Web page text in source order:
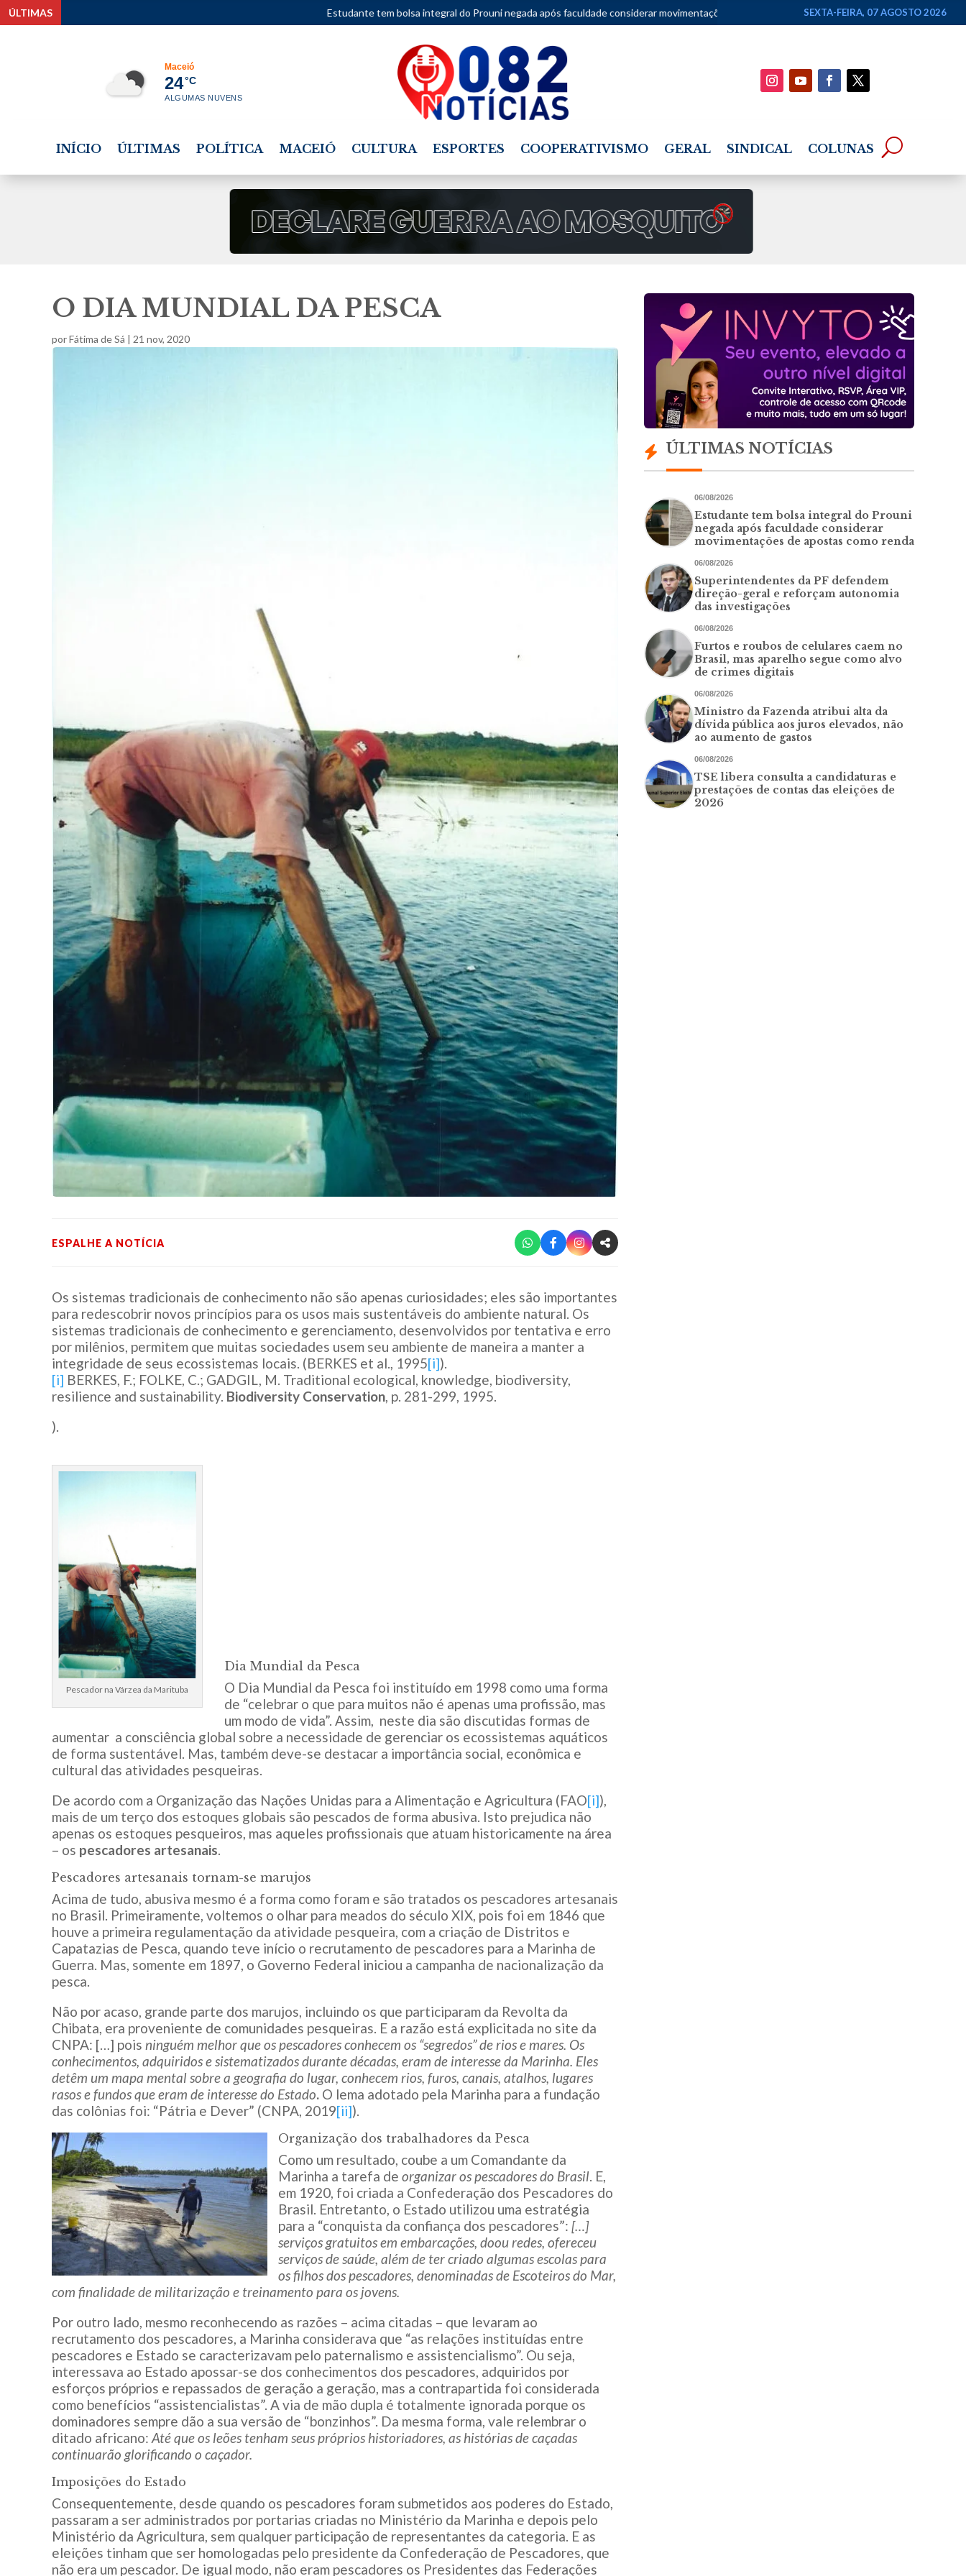
ÚLTIMAS Estudante tem bolsa integral do Prouni negada após faculdade considerar movimentações de apostas como renda Superintendentes da PF defendem direção-
SEXTA-FEIRA, 07 AGOSTO 2026
Maceió
24°C
ALGUMAS NUVENS
INÍCIO ÚLTIMAS POLÍTICA MACEIÓ CULTURA ESPORTES COOPERATIVISMO GERAL SINDICAL COLUNAS
O DIA MUNDIAL DA PESCA
porFátima de Sá 21 nov, 2020
ESPALHE A NOTÍCIA
Os sistemas tradicionais de conhecimento não são apenas curiosidades; eles são importantes
para redescobrir novos princípios para os usos mais sustentáveis do ambiente natural. Os
sistemas tradicionais de conhecimento e gerenciamento, desenvolvidos por tentativa e erro
por milênios, permitem que muitas sociedades usem seu ambiente de maneira a manter a
integridade de seus ecossistemas locais. (BERKES et al., 1995[i]).
[i] BERKES, F.; FOLKE, C.; GADGIL, M. Traditional ecological, knowledge, biodiversity,
resilience and sustainability. Biodiversity Conservation, p. 281-299, 1995.
).
Pescador na Várzea da Marituba
Dia Mundial da Pesca
O Dia Mundial da Pesca foi instituído em 1998 como uma forma
de “celebrar o que para muitos não é apenas uma profissão, mas
um modo de vida”. Assim, neste dia são discutidas formas de
aumentar a consciência global sobre a necessidade de gerenciar os ecossistemas aquáticos
de forma sustentável. Mas, também deve-se destacar a importância social, econômica e
cultural das atividades pesqueiras.
De acordo com a Organização das Nações Unidas para a Alimentação e Agricultura (FAO[i]),
mais de um terço dos estoques globais são pescados de forma abusiva. Isto prejudica não
apenas os estoques pesqueiros, mas aqueles profissionais que atuam historicamente na área
– os pescadores artesanais.
Pescadores artesanais tornam-se marujos
Acima de tudo, abusiva mesmo é a forma como foram e são tratados os pescadores artesanais
no Brasil. Primeiramente, voltemos o olhar para meados do século XIX, pois foi em 1846 que
houve a primeira regulamentação da atividade pesqueira, com a criação de Distritos e
Capatazias de Pesca, quando teve início o recrutamento de pescadores para a Marinha de
Guerra. Mas, somente em 1897, o Governo Federal iniciou a campanha de nacionalização da
pesca.
Não por acaso, grande parte dos marujos, incluindo os que participaram da Revolta da
Chibata, era proveniente de comunidades pesqueiras. E a razão está explicitada no site da
CNPA: […] pois ninguém melhor que os pescadores conhecem os “segredos” de rios e mares. Os
conhecimentos, adquiridos e sistematizados durante décadas, eram de interesse da Marinha. Eles
detêm um mapa mental sobre a geografia do lugar, conhecem rios, furos, canais, atalhos, lugares
rasos e fundos que eram de interesse do Estado. O lema adotado pela Marinha para a fundação
das colônias foi: “Pátria e Dever” (CNPA, 2019[ii]).
Organização dos trabalhadores da Pesca
Como um resultado, coube a um Comandante da
Marinha a tarefa de organizar os pescadores do Brasil. E,
em 1920, foi criada a Confederação dos Pescadores do
Brasil. Entretanto, o Estado utilizou uma estratégia
para a “conquista da confiança dos pescadores”: […]
serviços gratuitos em embarcações, doou redes, ofereceu
serviços de saúde, além de ter criado algumas escolas para
os filhos dos pescadores, denominadas de Escoteiros do Mar,
com finalidade de militarização e treinamento para os jovens.
Por outro lado, mesmo reconhecendo as razões – acima citadas – que levaram ao
recrutamento dos pescadores, a Marinha considerava que “as relações instituídas entre
pescadores e Estado se caracterizavam pelo paternalismo e assistencialismo”. Ou seja,
interessava ao Estado apossar-se dos conhecimentos dos pescadores, adquiridos por
esforços próprios e repassados de geração a geração, mas a contrapartida foi considerada
como benefícios “assistencialistas”. A via de mão dupla é totalmente ignorada porque os
dominadores sempre dão a sua versão de “bonzinhos”. Da mesma forma, vale relembrar o
ditado africano: Até que os leões tenham seus próprios historiadores, as histórias de caçadas
continuarão glorificando o caçador.
Imposições do Estado
Consequentemente, desde quando os pescadores foram submetidos aos poderes do Estado,
passaram a ser administrados por portarias criadas no Ministério da Marinha e depois pelo
Ministério da Agricultura, sem qualquer participação de representantes da categoria. E as
eleições tinham que ser homologadas pelo presidente da Confederação de Pescadores, que
não era um pescador. De igual modo, não eram pescadores os Presidentes das Federações
ÚLTIMAS NOTÍCIAS
06/08/2026
Estudante tem bolsa integral do Prouni
negada após faculdade considerar
movimentações de apostas como renda
06/08/2026
Superintendentes da PF defendem
direção-geral e reforçam autonomia
das investigações
06/08/2026
Furtos e roubos de celulares caem no
Brasil, mas aparelho segue como alvo
de crimes digitais
06/08/2026
Ministro da Fazenda atribui alta da
dívida pública aos juros elevados, não
ao aumento de gastos
06/08/2026
TSE libera consulta a candidaturas e
prestações de contas das eleições de
2026